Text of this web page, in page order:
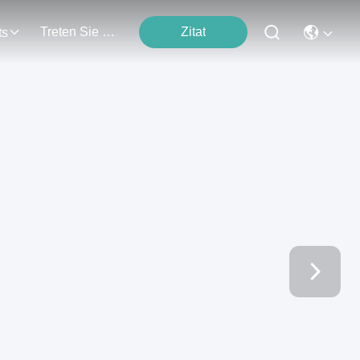
Treten Sie Mit Uns In Verbindung Zitat